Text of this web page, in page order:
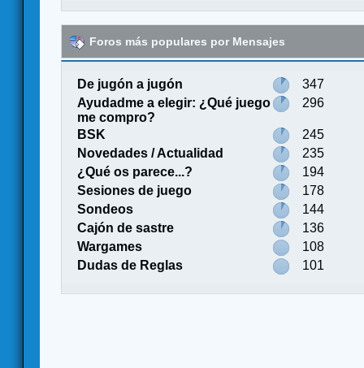
Foros más populares por Mensajes
De jugón a jugón
347
Ayudadme a elegir: ¿Qué juego
me compro?
296
BSK
245
Novedades / Actualidad
235
¿Qué os parece...?
194
Sesiones de juego
178
Sondeos
144
Cajón de sastre
136
Wargames
108
Dudas de Reglas
101